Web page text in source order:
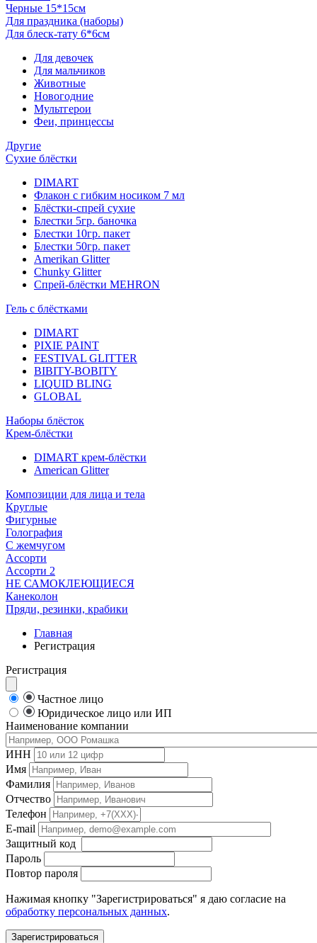
Черные 15*15см
Для праздника (наборы)
Для блеск-тату 6*6см
Для девочек
Для мальчиков
Животные
Новогодние
Мультгерои
Феи, принцессы
Другие
Сухие блёстки
DIMART
Флакон с гибким носиком 7 мл
Блёстки-спрей сухие
Блестки 5гр. баночка
Блестки 10гр. пакет
Блестки 50гр. пакет
Amerikan Glitter
Chunky Glitter
Спрей-блёстки MEHRON
Гель с блёстками
DIMART
PIXIE PAINT
FESTIVAL GLITTER
BIBITY-BOBITY
LIQUID BLING
GLOBAL
Наборы блёсток
Крем-блёстки
DIMART крем-блёстки
American Glitter
Композиции для лица и тела
Круглые
Фигурные
Голография
С жемчугом
Ассорти
Ассорти 2
НЕ САМОКЛЕЮЩИЕСЯ
Канеколон
Пряди, резинки, крабики
Главная
Регистрация
Регистрация
Частное лицо
Юридическое лицо или ИП
Наименование компании
ИНН
Имя
Фамилия
Отчество
Телефон
E-mail
Защитный код
Пароль
Повтор пароля
Нажимая кнопку "Зарегистрироваться" я даю согласие на
обработку персональных данных.
Зарегистрироваться